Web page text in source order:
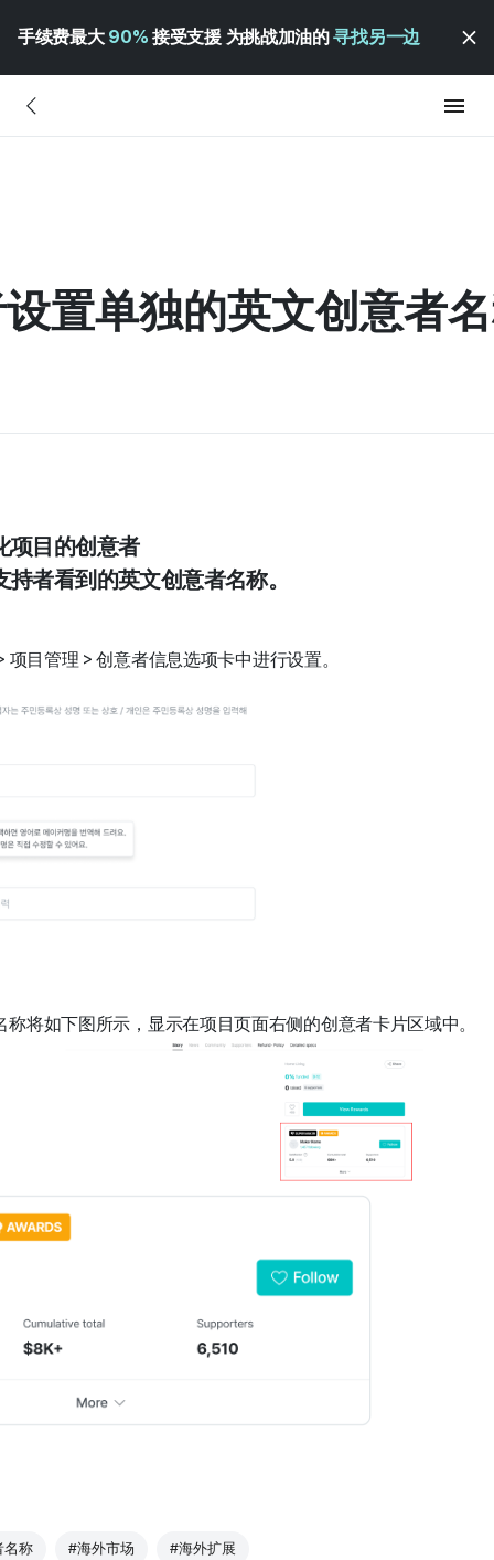
手续费最大 90% 接受支援 为挑战加油的寻找另一边
置单独的英文创意者
项目的创意者
者看到的英文创意者名称。
目管理 > 创意者信息选项卡中进行设置。
将如下图所示，显示在项目页面右侧的创意者卡片区域中。
名称 #海外市场 #海外扩展